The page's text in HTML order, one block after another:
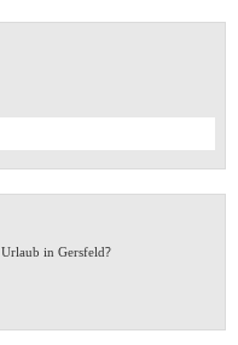
Urlaub in Gersfeld?